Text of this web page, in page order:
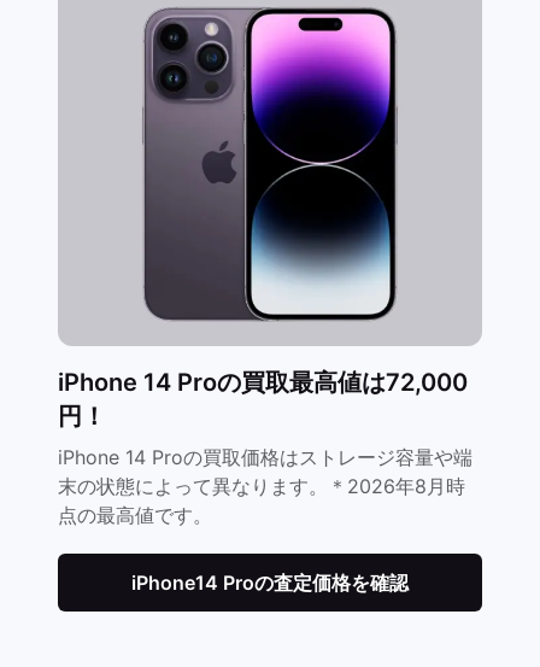
iPhone 14 Proの買取最高値は72,000
円！
iPhone 14 Proの買取価格はストレージ容量や端
末の状態によって異なります。＊2026年8月時
点の最高値です。
iPhone14 Proの査定価格を確認